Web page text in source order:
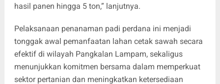
hasil panen hingga 5 ton,” lanjutnya.
Pelaksanaan penanaman padi perdana ini menjadi
tonggak awal pemanfaatan lahan cetak sawah secara
efektif di wilayah Pangkalan Lampam, sekaligus
menunjukkan komitmen bersama dalam memperkuat
sektor pertanian dan meningkatkan ketersediaan